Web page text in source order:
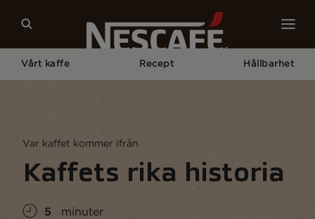
Vårt kaffe Recept Hållbarhet
Var kaffet kommer ifrån
Kaffets rika historia
5 minuter